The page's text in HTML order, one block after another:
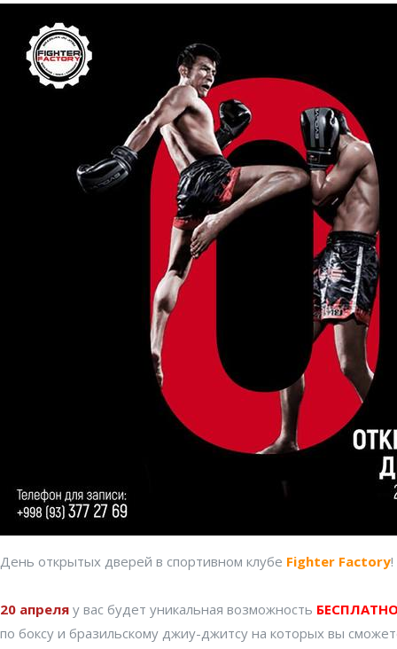
День открытых дверей в спортивном клубе Fighter Factory!
20 апреля у вас будет уникальная возможность
по боксу и бразильскому джиу-джитсу на которых вы